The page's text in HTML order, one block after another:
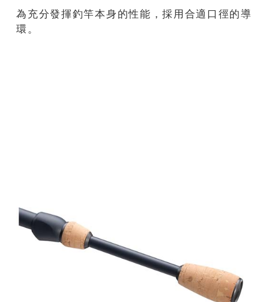
為充分發揮釣竿本身的性能，採用合適口徑的導
環。